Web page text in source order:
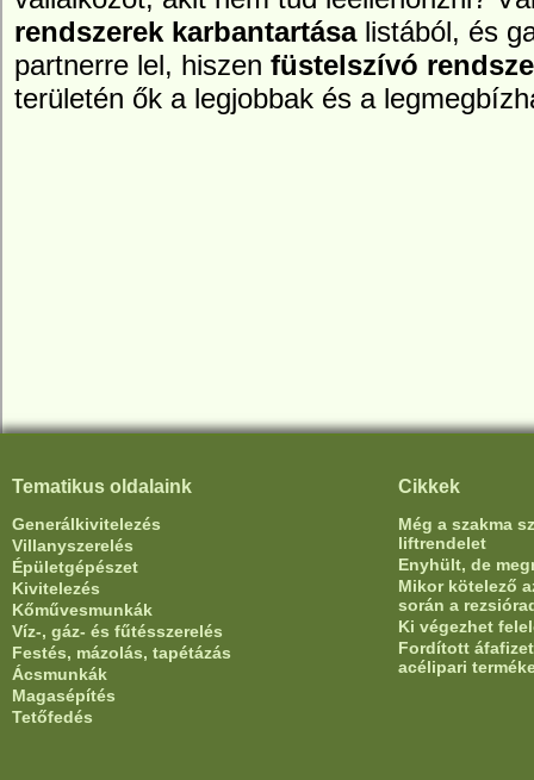
rendszerek karbantartásalistából, és
partnerre lel, hiszen füstelszívó
területén ők a legjobbak és a
Tematikus oldalaink
Generálkivitelezés
Villanyszerelés
Épületgépészet
Kivitelezés
Kőművesmunkák
Víz-, gáz- és fűtésszerelés
Festés, mázolás, tapétázás
Ácsmunkák
Magasépítés
Tetőfedés
Cikkek
Még a szakma
liftrendelet
Enyhült, de
Mikor kötelező
során a
Ki végezhet
Fordított
acélipari